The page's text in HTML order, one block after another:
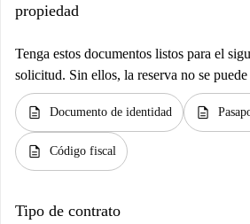
propiedad
Tenga estos documentos listos para el
solicitud. Sin ellos, la reserva no se
description Documento de identidad description
description Código fiscal
Tipo de contrato